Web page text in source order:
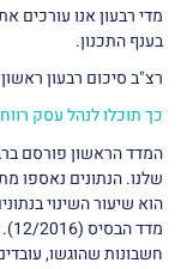
מדי רבעון אנו
בענף התכנון.
רצ"ב סיכום רבעון ראשון
כך תוכלו לנהל עסק
שלנו. הנתונים נאספו
הוא שיעור השינוי
חשבונות שהוגשו,